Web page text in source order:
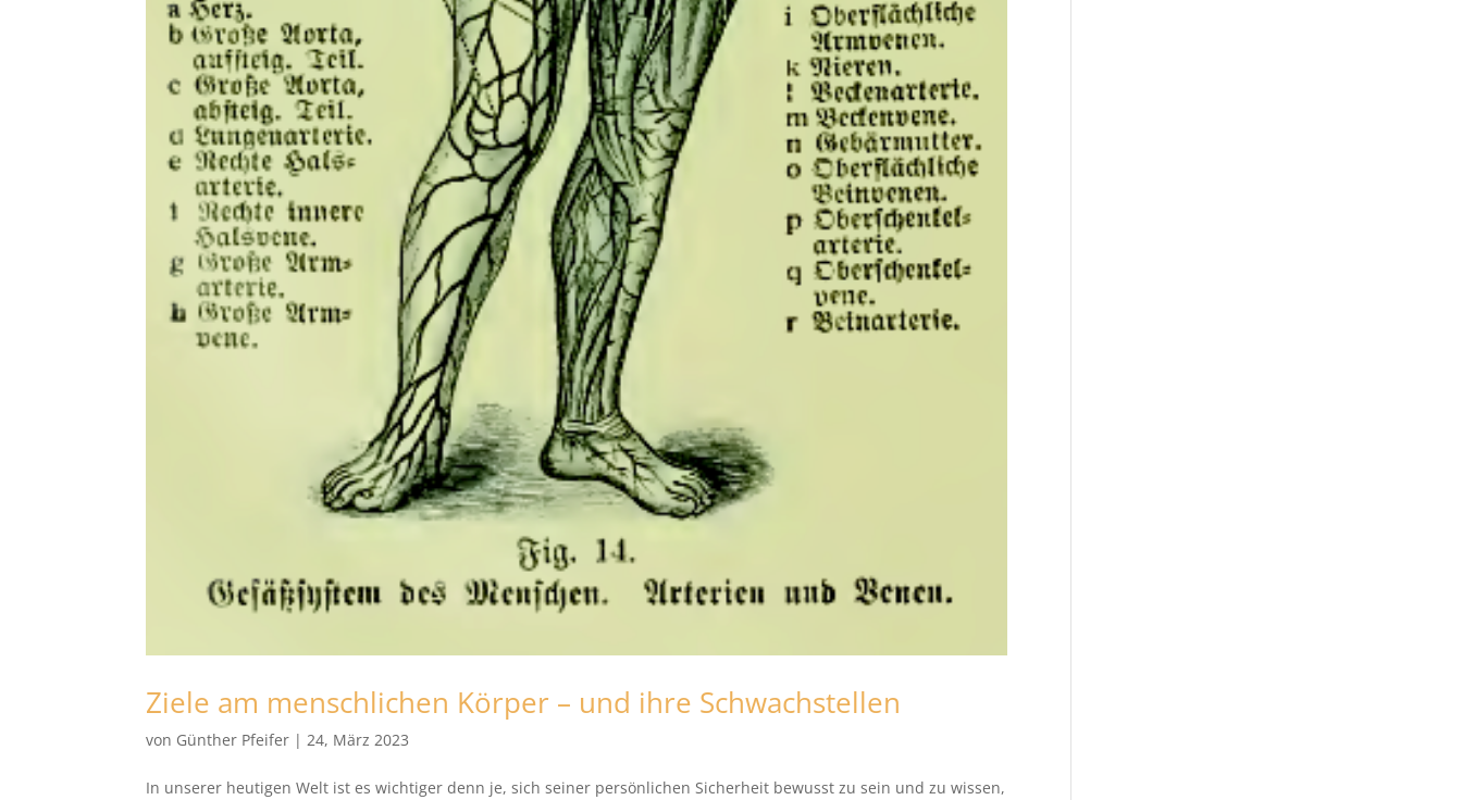
Ziele am menschlichen Körper – und ihre Schwachstellen
von Günther Pfeifer |24, März 2023
In unserer heutigen Welt ist es wichtiger denn je, sich seiner persönlichen Sicherheit bewusst zu sein und zu wissen,